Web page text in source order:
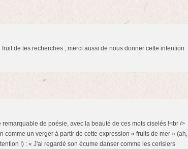
de tes recherches ; merci aussi de nous donner cette intention
de poésie, avec la beauté de ces mots ciselés !<br />
comme un verger à partir de cette expression « fruits de mer » (ah,
!) : « J'ai regardé son écume danser comme les cerisiers